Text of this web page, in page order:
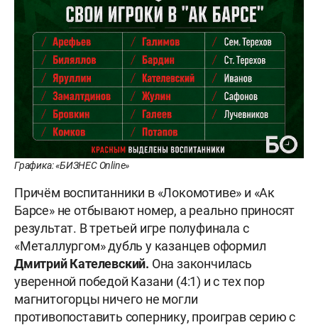
Графика: «БИЗНЕС Online»
Причём воспитанники в «Локомотиве» и «Ак
Барсе» не отбывают номер, а реально приносят
результат. В третьей игре полуфинала с
«Металлургом» дубль у казанцев оформил
Дмитрий Кателевский. Она закончилась
уверенной победой Казани (4:1) и с тех пор
магнитогорцы ничего не могли
противопоставить сопернику, проиграв серию с